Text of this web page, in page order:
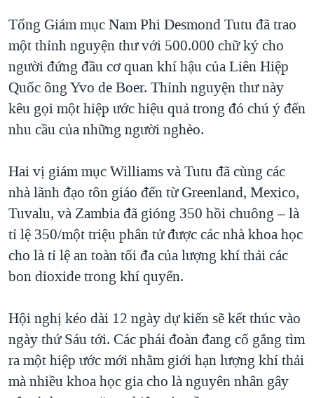
THỂ THAO
GROUND ZERO – XƯA VÀ NAY
CHI PHÍ CHIẾN TRANH AFGHANISTAN
CÁC GIÁ TRỊ CỘNG HÒA Ở VIỆT NAM
THƯỢNG ĐỈNH TRUMP-KIM TẠI VIỆT NAM
TRỊNH VĨNH BÌNH VS. CHÍNH PHỦ VIỆT NAM
BÊN KIA QUỐC LỘ: TIẾNG VỌNG TỪ NÔNG THÔN MỸ
QUAN HỆ VIỆT MỸ
Tổng Giám mục Nam Phi Desmond Tutu đã trao
một thỉnh nguyện thư với 500.000 chữ ký cho
người đứng đầu cơ quan khí hậu của Liên Hiệp
Quốc ông Yvo de Boer. Thỉnh nguyện thư này
kêu gọi một hiệp ước hiệu quả trong đó chú ý đến
nhu cầu của những người nghèo.
Hai vị giám mục Williams và Tutu đã cùng các
nhà lãnh đạo tôn giáo đến từ Greenland, Mexico,
Tuvalu, và Zambia đã gióng 350 hồi chuông – là
tỉ lệ 350/một triệu phân tử được các nhà khoa học
cho là tỉ lệ an toàn tối đa của lượng khí thải các
bon dioxide trong khí quyển.
Hội nghị kéo dài 12 ngày dự kiến sẽ kết thúc vào
ngày thứ Sáu tới. Các phái đoàn đang cố gắng tìm
ra một hiệp ước mới nhằm giới hạn lượng khí thải
mà nhiều khoa học gia cho là nguyên nhân gây